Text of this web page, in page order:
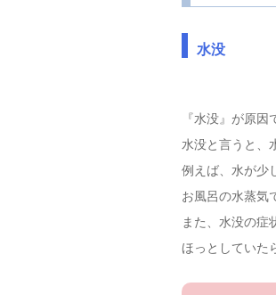
水没
『水没』が原因
水没と言うと、
例えば、水が少
お風呂の水蒸気
また、水没の症
ほっとしていた